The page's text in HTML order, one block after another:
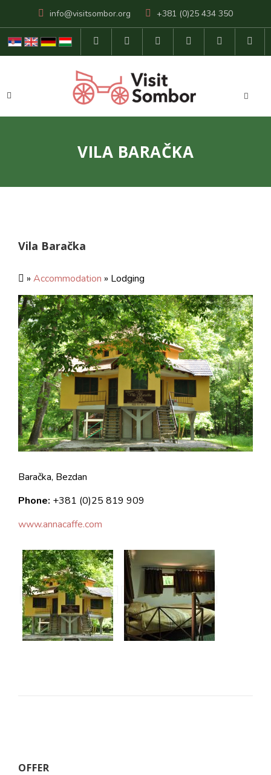
info@visitsombor.org +381 (0)25 434 350
VILA BARAČKA
Vila Baračka
» Accommodation » Lodging
Baračka, Bezdan
Phone: +381 (0)25 819 909
www.annacaffe.com
OFFER